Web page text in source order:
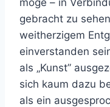
möge – in
gebracht zu
weitherzigem
einverstanden
als „Kunst”
sich kaum dazu
als ein